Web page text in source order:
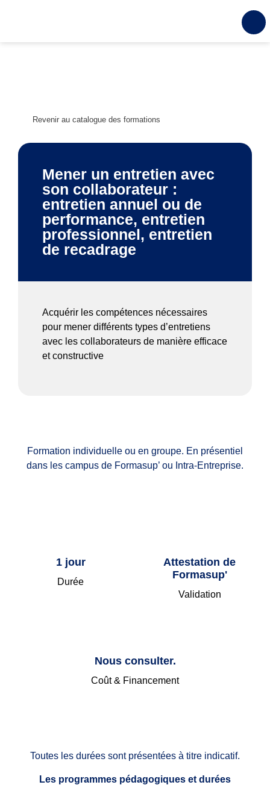
Revenir au catalogue des formations
Mener un entretien avec
son collaborateur :
entretien annuel ou de
performance, entretien
professionnel, entretien
de recadrage
Acquérir les compétences nécessaires
pour mener différents types d’entretiens
avec les collaborateurs de manière efficace
et constructive
Formation individuelle ou en groupe. En présentiel
dans les campus de Formasup’ ou Intra-Entreprise.
1 jour
Durée
Attestation de
Formasup'
Validation
Nous consulter.
Coût & Financement
Toutes les durées sont présentées à titre indicatif.
Les programmes pédagogiques et durées